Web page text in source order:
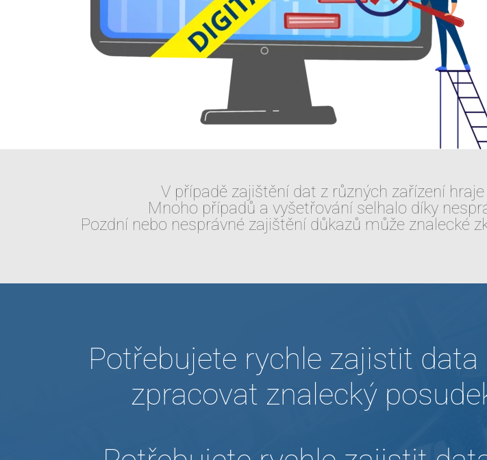
V případě zajištění dat z různých zařízení
Mnoho případů a vyšetřování selhalo díky
Pozdní nebo nesprávné zajištění důkazů může znalecké
Potřebujete rychle zajistit data
zpracovat znalecký